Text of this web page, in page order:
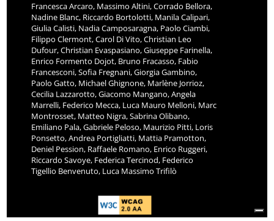
Francesca Arcaro, Massimo Altini, Corrado Bellora,
Nadine Blanc, Riccardo Bortolotti, Manila Calipari,
Giulia Calisti, Nadia Camposaragna, Paolo Ciambi,
Filippo Clermont, Carol Di Vito, Christian Leo
Dufour, Christian Evaspasiano, Giuseppe Farinella,
Enrico Formento Dojot, Bruno Fracasso, Fabio
Francesconi, Sofia Fregnani, Giorgia Gambino,
Paolo Gatto, Michael Ghignone, Marlène Jorrioz,
Cecilia Lazzarotto, Giacomo Mangano, Angela
Marrelli, Federico Mecca, Luca Mauro Melloni, Marc
Montrosset, Matteo Nigra, Sabrina Olibano,
Emiliano Pala, Gabriele Peloso, Maurizio Pitti, Loris
Ponsetto, Andrea Portigliatti, Mattia Pramotton,
Deniel Pession, Raffaele Romano, Enrico Ruggeri,
Riccardo Savoye, Federica Tercinod, Federico
Tigellio Benvenuto, Luca Massimo Trifilò